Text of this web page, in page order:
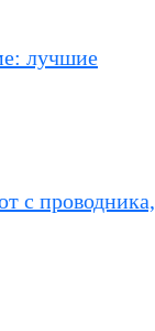
лучшие
с проводника,